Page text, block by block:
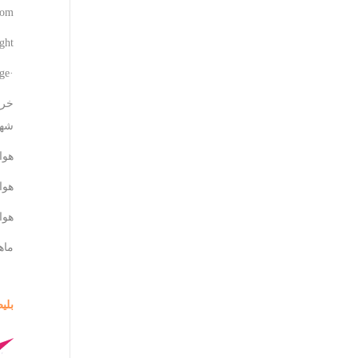
·Translate this page